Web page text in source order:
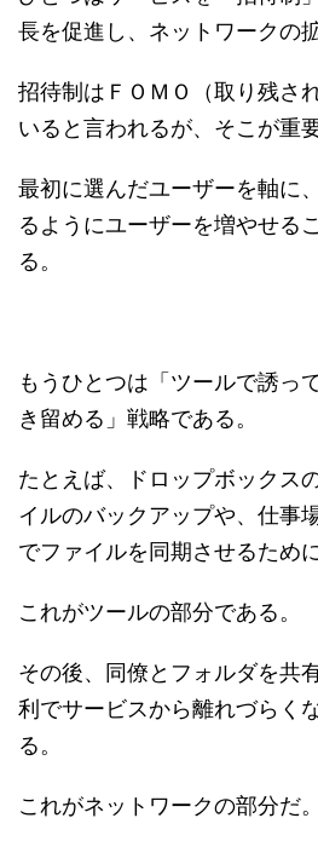
長を促進し、ネットワークの
招待制はＦＯＭＯ（取り残さ
いると言われるが、そこが重
最初に選んだユーザーを軸に
るようにユーザーを増やせる
る。
もうひとつは「ツールで誘っ
き留める」戦略である。
たとえば、ドロップボックス
イルのバックアップや、仕事
でファイルを同期させるため
これがツールの部分である。
その後、同僚とフォルダを共
利でサービスから離れづらく
る。
これがネットワークの部分だ。